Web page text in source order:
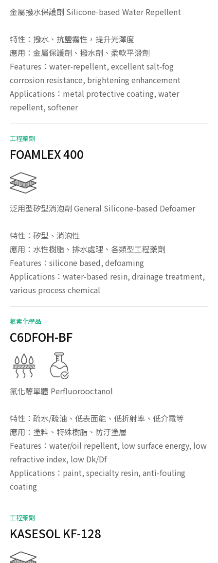
金屬撥水保護劑 Silicone-based Water Repellent
特性：撥水、抗鹽霧性，提升光澤度
應用：金屬保護劑、撥水劑、柔軟平滑劑
Features：water-repellent, excellent salt-fog
corrosion resistance, brightening enhancement
Applications：metal protective coating, water
repellent, softener
工程藥劑
FOAMLEX 400
泛用型矽型消泡劑 General Silicone-based Defoamer
特性：矽型、消泡性
應用：水性樹脂、排水處理、各類型工程藥劑
Features：silicone based, defoaming
Applications：water-based resin, drainage treatment,
various process chemical
氟素化學品
C6DFOH-BF
氟化醇單體 Perfluorooctanol
特性：疏水/疏油、低表面能、低折射率、低介電等
應用：塗料、特殊樹脂、防汙塗層
Features：water/oil repellent, low surface energy, low
refractive index, low Dk/Df
Applications：paint, specialty resin, anti-fouling
coating
工程藥劑
KASESOL KF-128